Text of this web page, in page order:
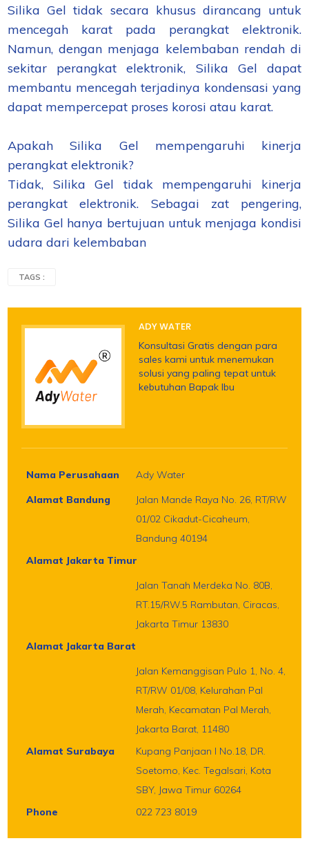
Silika Gel tidak secara khusus dirancang untuk
mencegah karat pada perangkat elektronik.
Namun, dengan menjaga kelembaban rendah di
sekitar perangkat elektronik, Silika Gel dapat
membantu mencegah terjadinya kondensasi yang
dapat mempercepat proses korosi atau karat.
Apakah Silika Gel mempengaruhi kinerja
perangkat elektronik?
Tidak, Silika Gel tidak mempengaruhi kinerja
perangkat elektronik. Sebagai zat pengering,
Silika Gel hanya bertujuan untuk menjaga kondisi
udara dari kelembaban
TAGS :
ADY WATER
Konsultasi Gratis dengan para
sales kami untuk menemukan
solusi yang paling tepat untuk
kebutuhan Bapak Ibu
Nama Perusahaan
Ady Water
Alamat Bandung
Jalan Mande Raya No. 26, RT/RW
01/02 Cikadut-Cicaheum,
Bandung 40194
Alamat Jakarta Timur
Jalan Tanah Merdeka No. 80B,
RT.15/RW.5 Rambutan, Ciracas,
Jakarta Timur 13830
Alamat Jakarta Barat
Jalan Kemanggisan Pulo 1, No. 4,
RT/RW 01/08, Kelurahan Pal
Merah, Kecamatan Pal Merah,
Jakarta Barat, 11480
Alamat Surabaya
Kupang Panjaan I No.18, DR.
Soetomo, Kec. Tegalsari, Kota
SBY, Jawa Timur 60264
Phone
022 723 8019